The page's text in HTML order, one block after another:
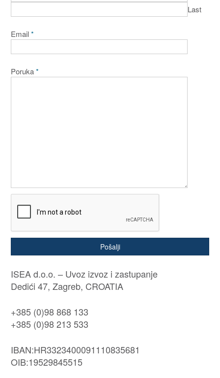
Last
Email*
Poruka*
Pošalji
ISEA d.o.o. – Uvoz izvoz i zastupanje
Dedići 47, Zagreb, CROATIA
+385 (0)98 868 133
+385 (0)98 213 533
IBAN:HR3323400091110835681
OIB:19529845515